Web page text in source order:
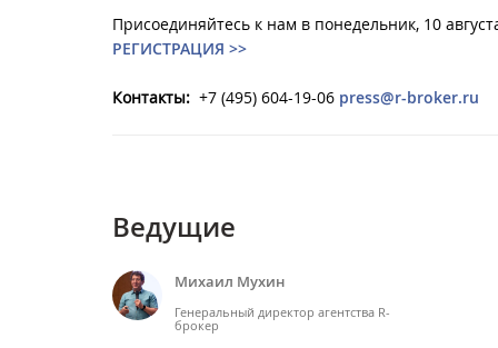
Присоединяйтесь к нам в понедельник, 10
РЕГИСТРАЦИЯ >>
Контакты: +7 (495) 604-19-06 press@r-broker.ru
Ведущие
Михаил Мухин
Генеральный директор агентства R-
брокер